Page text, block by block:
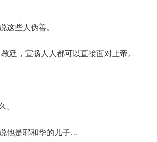
些人伪善。
廷，宣扬人人都可以直接面对上帝。
他是耶和华的儿子…